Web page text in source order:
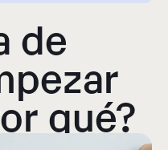
de
qué?